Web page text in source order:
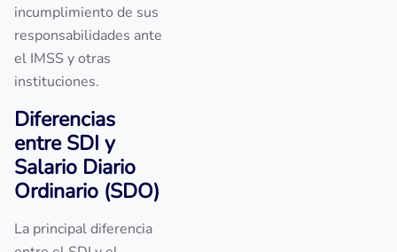
incumplimiento de sus
responsabilidades ante
el IMSS y otras
instituciones.
Diferencias
entre SDI y
Salario Diario
Ordinario (SDO)
La principal diferencia